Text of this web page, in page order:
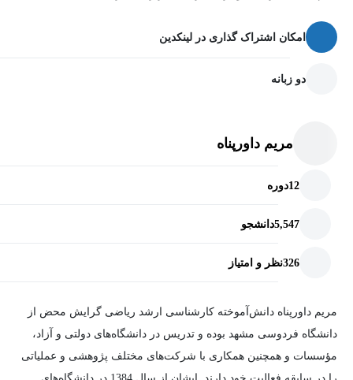
امکان اشتراک گذاری در لینکدین
دو زبانه
مریم داورپناه
12دوره
5,547دانشجو
326نظر و امتیاز
مریم داورپناه دانش‌آموخته کارشناسی ارشد ریاضی گرایش محض از
دانشگاه فردوسی مشهد بوده و تدریس در دانشگاه‌های دولتی و آزاد،
مؤسسات و همچنین همکاری با شرکت‌های مختلف پژوهشی و عملیاتی